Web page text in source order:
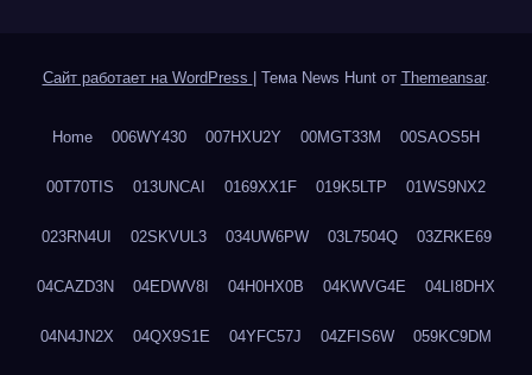
Сайт работает на WordPress Тема News Hunt от Themeansar.
Home 006WY430 007HXU2Y 00MGT33M 00SAOS5H
00T70TIS 013UNCAI 0169XX1F 019K5LTP 01WS9NX2
023RN4UI 02SKVUL3 034UW6PW 03L7504Q 03ZRKE69
04CAZD3N 04EDWV8I 04H0HX0B 04KWVG4E 04LI8DHX
04N4JN2X 04QX9S1E 04YFC57J 04ZFIS6W 059KC9DM